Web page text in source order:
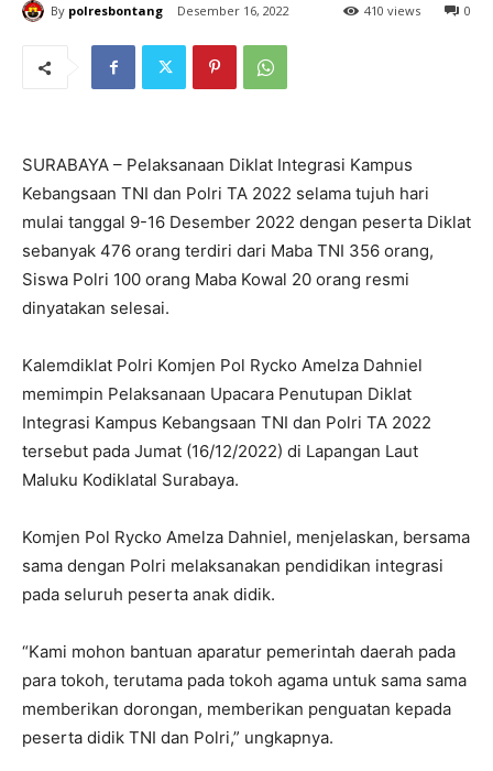
By polresbontang Desember 16, 2022 0
410 views
SURABAYA – Pelaksanaan Diklat Integrasi Kampus
Kebangsaan TNI dan Polri TA 2022 selama tujuh hari
mulai tanggal 9-16 Desember 2022 dengan peserta Diklat
sebanyak 476 orang terdiri dari Maba TNI 356 orang,
Siswa Polri 100 orang Maba Kowal 20 orang resmi
dinyatakan selesai.
Kalemdiklat Polri Komjen Pol Rycko Amelza Dahniel
memimpin Pelaksanaan Upacara Penutupan Diklat
Integrasi Kampus Kebangsaan TNI dan Polri TA 2022
tersebut pada Jumat (16/12/2022) di Lapangan Laut
Maluku Kodiklatal Surabaya.
Komjen Pol Rycko Amelza Dahniel, menjelaskan, bersama
sama dengan Polri melaksanakan pendidikan integrasi
pada seluruh peserta anak didik.
“Kami mohon bantuan aparatur pemerintah daerah pada
para tokoh, terutama pada tokoh agama untuk sama sama
memberikan dorongan, memberikan penguatan kepada
peserta didik TNI dan Polri,” ungkapnya.